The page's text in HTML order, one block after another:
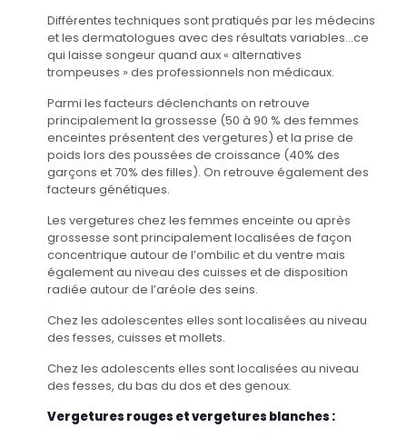
Différentes techniques sont pratiqués par les médecins
et les dermatologues avec des résultats variables…ce
qui laisse songeur quand aux « alternatives
trompeuses » des professionnels non médicaux.
Parmi les facteurs déclenchants on retrouve
principalement la grossesse (50 à 90 % des femmes
enceintes présentent des vergetures) et la prise de
poids lors des poussées de croissance (40% des
garçons et 70% des filles). On retrouve également des
facteurs génétiques.
Les vergetures chez les femmes enceinte ou après
grossesse sont principalement localisées de façon
concentrique autour de l’ombilic et du ventre mais
également au niveau des cuisses et de disposition
radiée autour de l’aréole des seins.
Chez les adolescentes elles sont localisées au niveau
des fesses, cuisses et mollets.
Chez les adolescents elles sont localisées au niveau
des fesses, du bas du dos et des genoux.
Vergetures rouges et vergetures blanches :